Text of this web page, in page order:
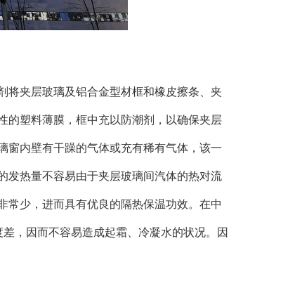
夹层玻璃及铝合金型材框和橡皮擦条、夹
的塑料薄膜，框中充以防潮剂，以确保夹层
窗内壁有干躁的气体或充有稀有气体，该一
发热量不容易由于夹层玻璃间汽体的热对流
常少，进而具有优良的隔热保温功效。在中
，因而不容易造成起霜、冷凝水的状况。因